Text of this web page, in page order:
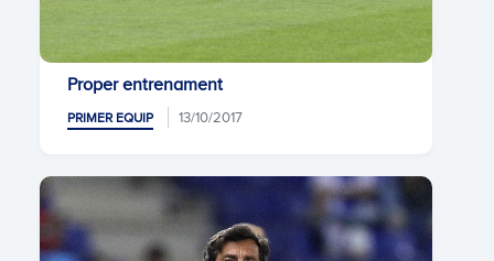
Proper entrenament
PRIMER EQUIP 13/10/2017